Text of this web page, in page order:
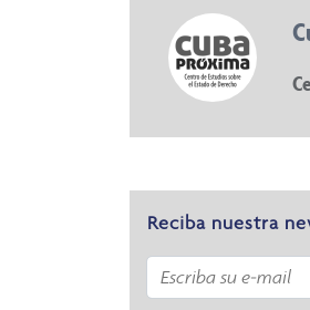
Reciba nuestra